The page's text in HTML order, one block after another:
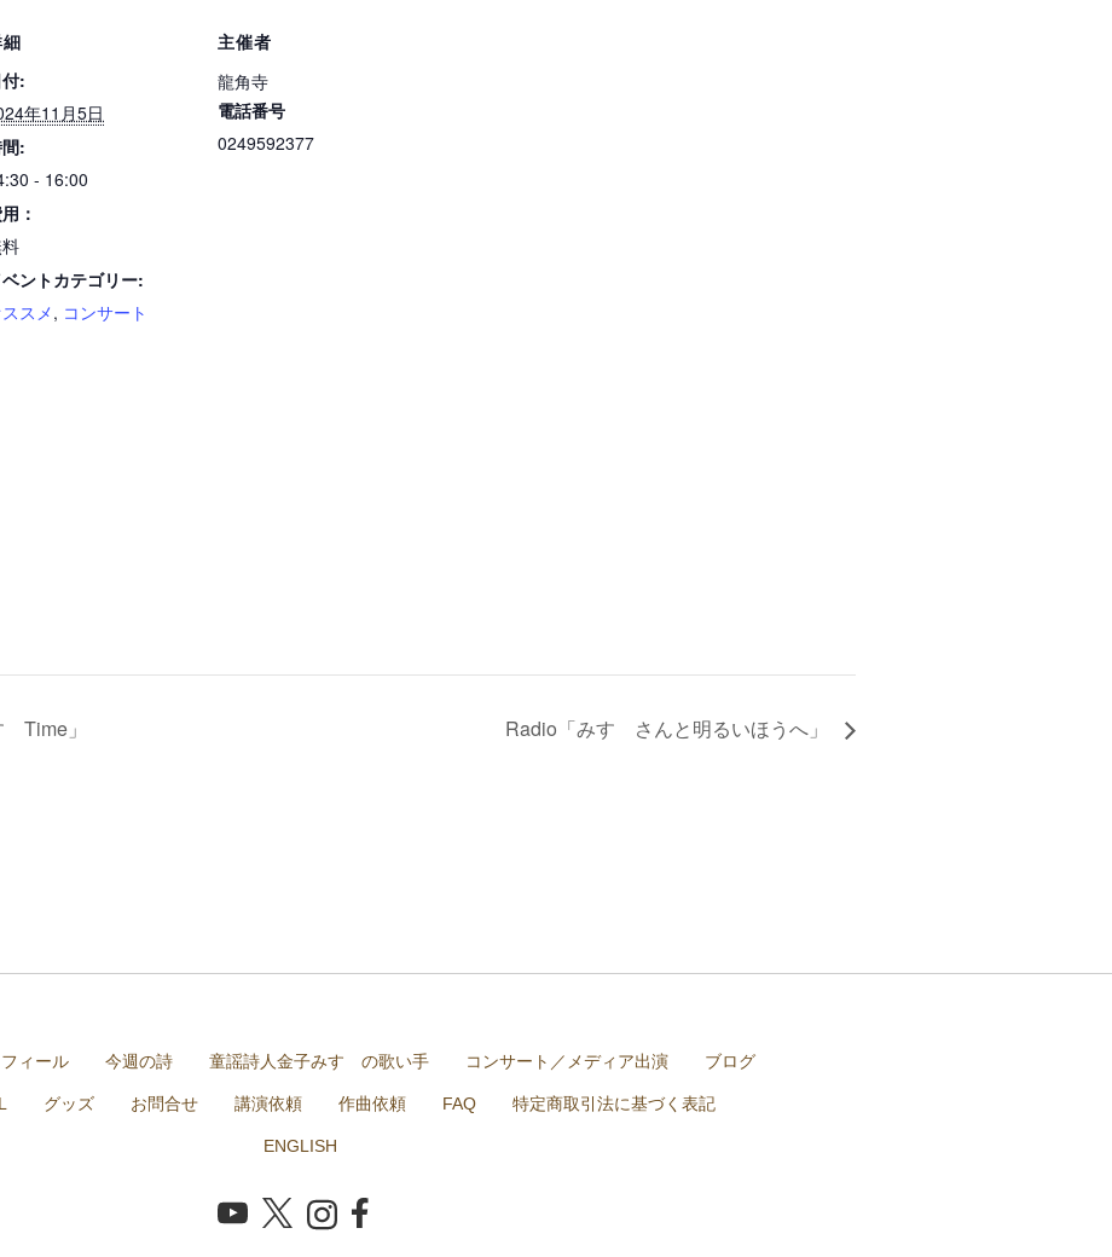
:
年11月5日
:
- 16:00
：
ントカテゴリー:
スメ, コンサート
主催者
龍角寺
電話番号
0249592377
Time」 Radio「みすゞさんと明るいほうへ」
ィール 今週の詩 童謡詩人金子みすゞの歌い手 コンサート／メディア出演 ブログ
グッズ お問合せ 講演依頼 作曲依頼 FAQ 特定商取引法に基づく表記
ENGLISH